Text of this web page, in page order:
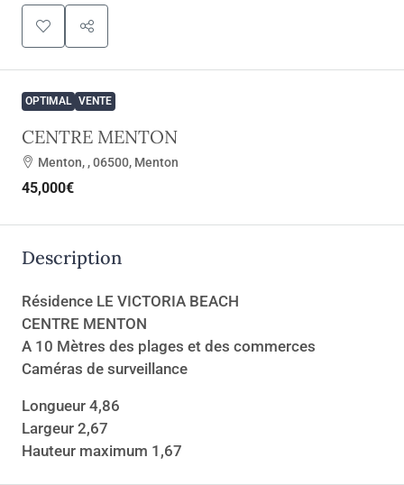
OPTIMAL VENTE
CENTRE MENTON
Menton, , 06500, Menton
45,000€
Description
Résidence LE VICTORIA BEACH
CENTRE MENTON
A 10 Mètres des plages et des commerces
Caméras de surveillance
Longueur 4,86
Largeur 2,67
Hauteur maximum 1,67